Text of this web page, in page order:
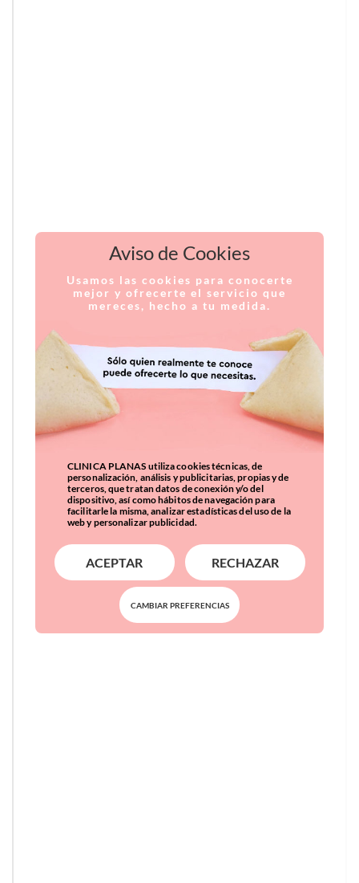
Aviso de Cookies
Usamos las cookies para conocerte
mejor y ofrecerte el servicio que
mereces, hecho a tu medida.
CLINICA PLANAS utiliza cookies técnicas, de
personalización, análisis y publicitarias, propias y de
terceros, que tratan datos de conexión y/o del
dispositivo, así como hábitos de navegación para
facilitarle la misma, analizar estadísticas del uso de la
web y personalizar publicidad.
ACEPTAR RECHAZAR
CAMBIAR PREFERENCIAS